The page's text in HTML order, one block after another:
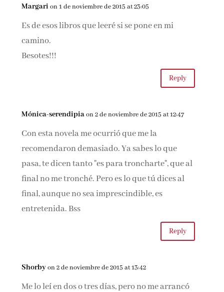
Margari on 1 de noviembre de 2015 at 23:05
Es de esos libros que leeré si se pone en mi
camino.
Besotes!!!
Reply
Mónica-serendipiaon 2 de noviembre de 2015 at 12:47
Con esta novela me ocurrió que me la
recomendaron demasiado. Ya sabes lo que
pasa, te dicen tanto "es para troncharte", que al
final no me tronché. Pero es lo que tú dices al
final, aunque no sea imprescindible, es
entretenida. Bss
Reply
Shorbyon 2 de noviembre de 2015 at 13:42
Me lo leí en dos o tres días, pero no me arrancó